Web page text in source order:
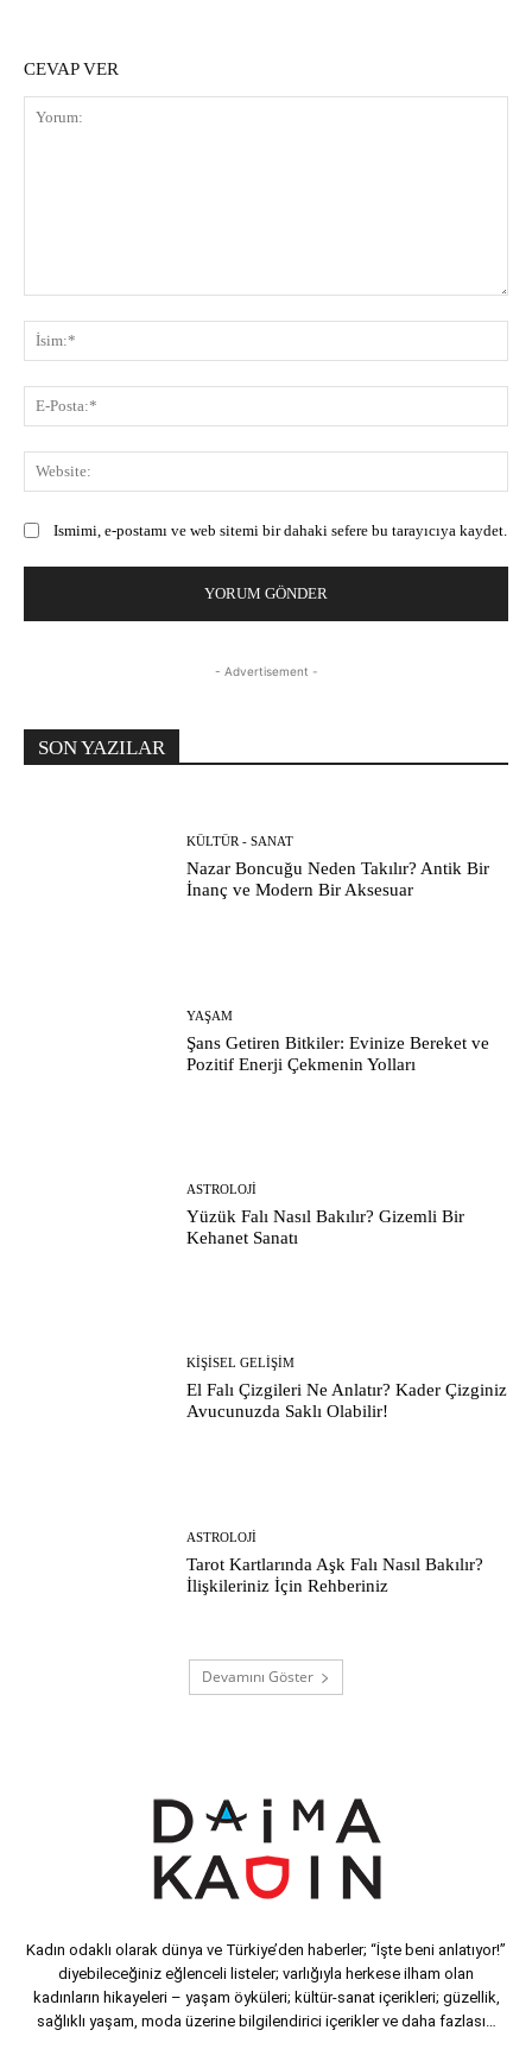
CEVAP VER
Ismimi, e-postamı ve web sitemi bir dahaki sefere bu tarayıcıya kaydet.
- Advertisement -
SON YAZILAR
KÜLTÜR - SANAT
Nazar Boncuğu Neden Takılır? Antik Bir
İnanç ve Modern Bir Aksesuar
YAŞAM
Şans Getiren Bitkiler: Evinize Bereket ve
Pozitif Enerji Çekmenin Yolları
ASTROLOJI
Yüzük Falı Nasıl Bakılır? Gizemli Bir
Kehanet Sanatı
KIŞISEL GELIŞIM
El Falı Çizgileri Ne Anlatır? Kader Çizginiz
Avucunuzda Saklı Olabilir!
ASTROLOJI
Tarot Kartlarında Aşk Falı Nasıl Bakılır?
İlişkileriniz İçin Rehberiniz
Devamını Göster
Kadın odaklı olarak dünya ve Türkiye’den haberler; “İşte beni anlatıyor!”
diyebileceğiniz eğlenceli listeler; varlığıyla herkese ilham olan
kadınların hikayeleri – yaşam öyküleri; kültür-sanat içerikleri; güzellik,
sağlıklı yaşam, moda üzerine bilgilendirici içerikler ve daha fazlası…